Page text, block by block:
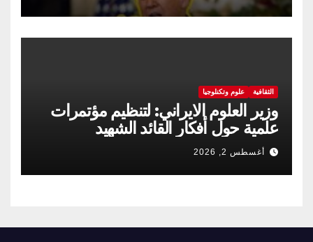
الثقافية علوم وتكنلوجيا
وزير العلوم الايراني: لتنظيم مؤتمرات
علمية حول أفكار القائد الشهيد
أغسطس 2, 2026